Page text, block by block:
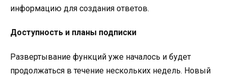
информацию для создания ответов.
Доступность и планы подписки
Развертывание функций уже началось и будет
продолжаться в течение нескольких недель. Новый